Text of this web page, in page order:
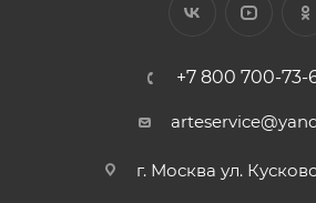
+7 800 700-73-
г. Москва ул.